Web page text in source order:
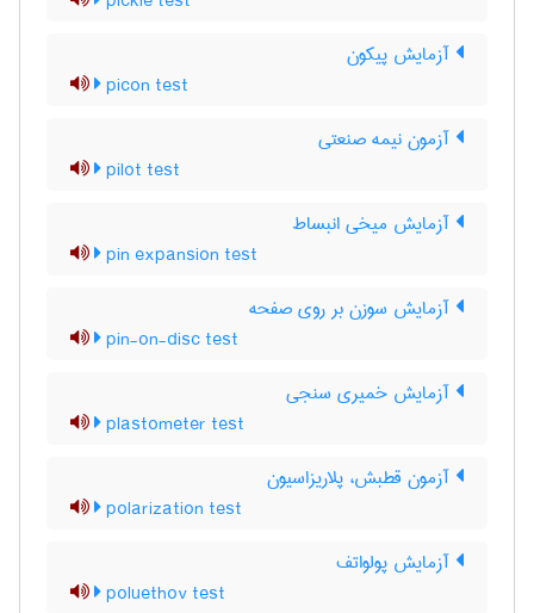
آزمایش پیکون
picon test
آزمون نیمه صنعتی
pilot test
آزمایش میخی انبساط
pin expansion test
آزمایش سوزن بر روی صفحه
pin-on-disc test
آزمایش خمیری سنجی
plastometer test
آزمون قطبش، پلاریزاسیون
polarization test
آزمایش پولواتف
poluethov test